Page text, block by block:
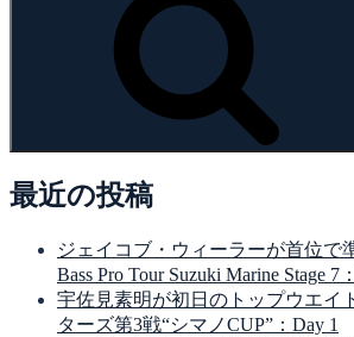
最近の投稿
ジェイコブ・ウィーラーが首位で
Bass Pro Tour Suzuki Marine Stage 7
宇佐見素明が初日のトップウエイ
ターズ第3戦“シマノCUP”：Day 1